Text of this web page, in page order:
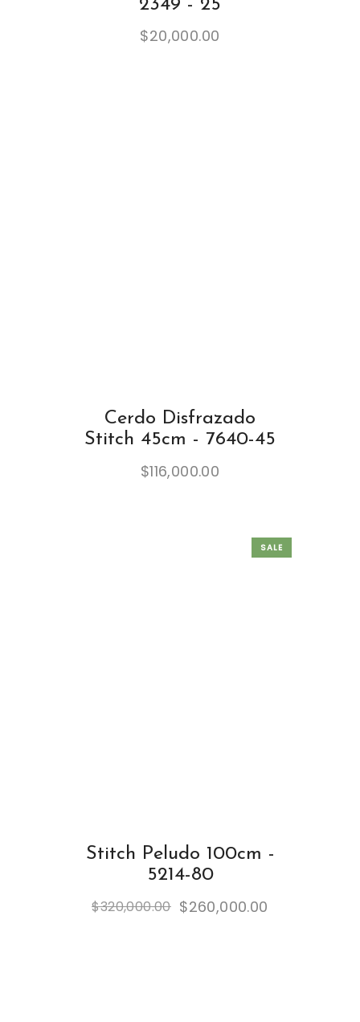
2349 - 25
$20,000.00
Cerdo Disfrazado
Stitch 45cm - 7640-45
$116,000.00
SALE
Stitch Peludo 100cm -
5214-80
$320,000.00 $260,000.00